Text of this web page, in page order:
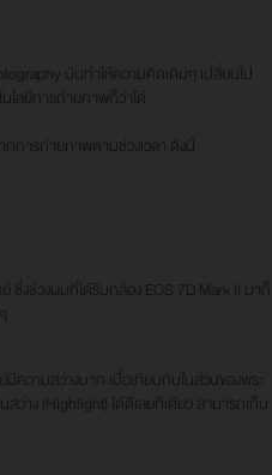
มันทำให้ความคิดเดิมๆ เปลี่ยนไป
โลยีการถ่ายภาพก็ว่าได้
กการถ่ายภาพตามช่วงเวลา ดังนี้
ช่วงผมที่ได้รับกล้อง EOS 7D Mark ll มาก็
ามสว่างมาก เมื่อเทียบกับในส่วนของพระ
าง (Highlight) ได้ดีเลยทีเดียว สามารถเก็บ